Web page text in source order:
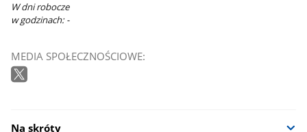
W dni robocze
w godzinach: -
MEDIA SPOŁECZNOŚCIOWE:
Na skróty